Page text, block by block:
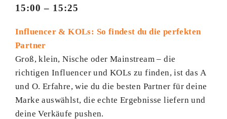
15:00 – 15:25
Influencer & KOLs: So findest du die perfekten
Partner
Groß, klein, Nische oder Mainstream – die
richtigen Influencer und KOLs zu finden, ist das A
und O. Erfahre, wie du die besten Partner für deine
Marke auswählst, die echte Ergebnisse liefern und
deine Verkäufe pushen.